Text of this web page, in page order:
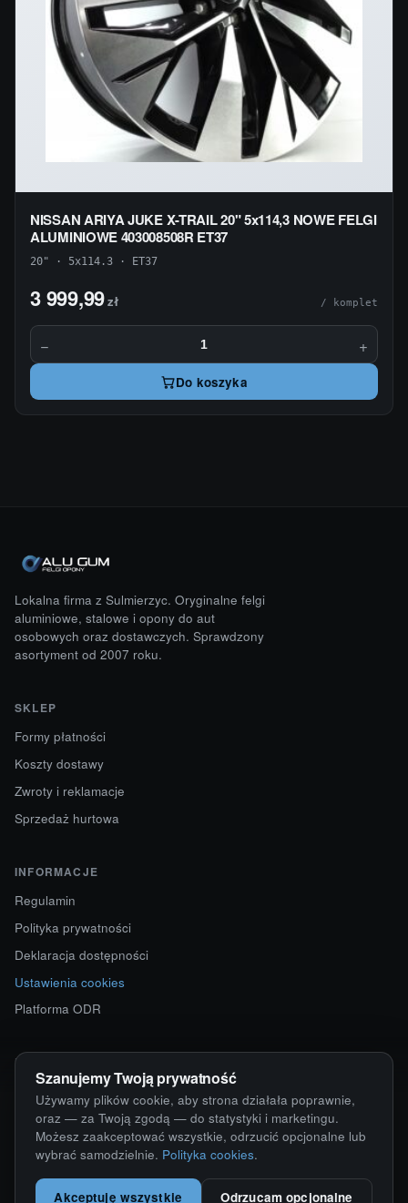
NISSAN ARIYA JUKE X-TRAIL 20" 5x114,3 NOWE FELGI
ALUMINIOWE 403008508R ET37
20" · 5x114.3 · ET37
3 999,99zł / komplet
− +
Do koszyka
Lokalna firma z Sulmierzyc. Oryginalne felgi
aluminiowe, stalowe i opony do aut
osobowych oraz dostawczych. Sprawdzony
asortyment od 2007 roku.
SKLEP
Formy płatności
Koszty dostawy
Zwroty i reklamacje
Sprzedaż hurtowa
INFORMACJE
Regulamin
Polityka prywatności
Deklaracja dostępności
Ustawienia cookies
Platforma ODR
KONTAKT
ul. Starokościelna 12
63-750 Sulmierzyce
792 171 171 · 791 110 055
alumy@alugum.pl
Szanujemy Twoją prywatność
Używamy plików cookie, aby strona działała poprawnie,
oraz — za Twoją zgodą — do statystyki i marketingu.
Możesz zaakceptować wszystkie, odrzucić opcjonalne lub
wybrać samodzielnie. Polityka cookies.
Akceptuję wszystkie Odrzucam opcjonalne